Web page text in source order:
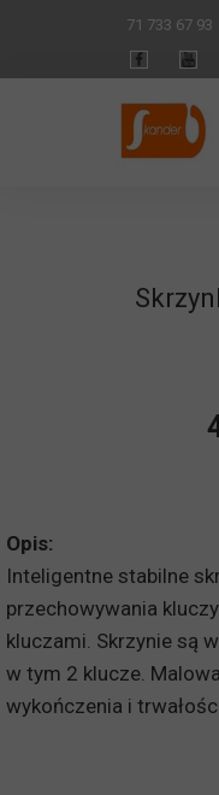
71 733 67 93
Opis:
Inteligentne stabilne
przechowywania
kluczami. Skrzynie są
w tym 2 klucze.
wykończenia i